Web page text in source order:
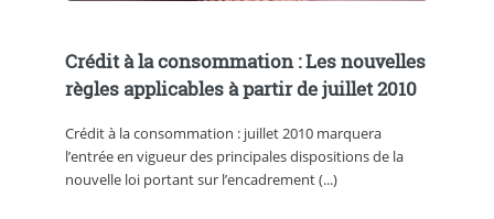
Crédit à la consommation : Les nouvelles
règles applicables à partir de juillet 2010
Crédit à la consommation : juillet 2010 marquera
l’entrée en vigueur des principales dispositions de la
nouvelle loi portant sur l’encadrement (...)